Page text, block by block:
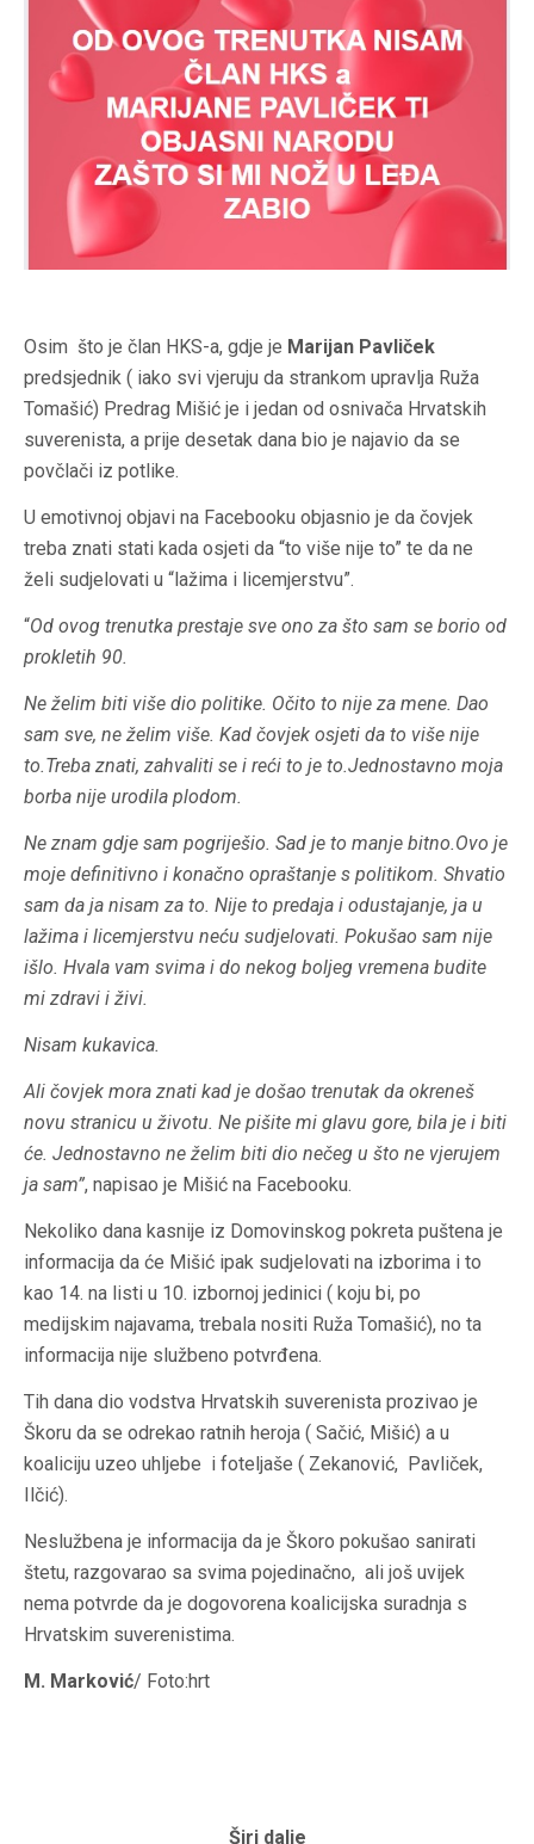
Osim što je član HKS-a, gdje je Marijan Pavliček
predsjednik ( iako svi vjeruju da strankom upravlja Ruža
Tomašić) Predrag Mišić je i jedan od osnivača Hrvatskih
suverenista, a prije desetak dana bio je najavio da se
povčlači iz potlike.
U emotivnoj objavi na Facebooku objasnio je da čovjek
treba znati stati kada osjeti da “to više nije to” te da ne
želi sudjelovati u “lažima i licemjerstvu”.
“Od ovog trenutka prestaje sve ono za što sam se borio od
prokletih 90.
Ne želim biti više dio politike. Očito to nije za mene. Dao
sam sve, ne želim više. Kad čovjek osjeti da to više nije
to.Treba znati, zahvaliti se i reći to je to.Jednostavno moja
borba nije urodila plodom.
Ne znam gdje sam pogriješio. Sad je to manje bitno.Ovo je
moje definitivno i konačno opraštanje s politikom. Shvatio
sam da ja nisam za to. Nije to predaja i odustajanje, ja u
lažima i licemjerstvu neću sudjelovati. Pokušao sam nije
išlo. Hvala vam svima i do nekog boljeg vremena budite
mi zdravi i živi.
Nisam kukavica.
Ali čovjek mora znati kad je došao trenutak da okreneš
novu stranicu u životu. Ne pišite mi glavu gore, bila je i biti
će. Jednostavno ne želim biti dio nečeg u što ne vjerujem
ja sam”, napisao je Mišić na Facebooku.
Nekoliko dana kasnije iz Domovinskog pokreta puštena je
informacija da će Mišić ipak sudjelovati na izborima i to
kao 14. na listi u 10. izbornoj jedinici ( koju bi, po
medijskim najavama, trebala nositi Ruža Tomašić), no ta
informacija nije službeno potvrđena.
Tih dana dio vodstva Hrvatskih suverenista prozivao je
Škoru da se odrekao ratnih heroja ( Sačić, Mišić) a u
koaliciju uzeo uhljebe i foteljaše ( Zekanović, Pavliček,
Ilčić).
Neslužbena je informacija da je Škoro pokušao sanirati
štetu, razgovarao sa svima pojedinačno, ali još uvijek
nema potvrde da je dogovorena koalicijska suradnja s
Hrvatskim suverenistima.
M. Marković/ Foto:hrt
Širi dalje